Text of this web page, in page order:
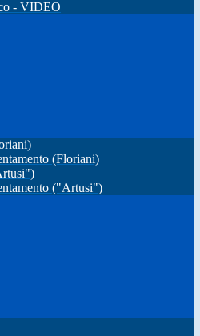
- VIDEO
(Floriani)
("Artusi")